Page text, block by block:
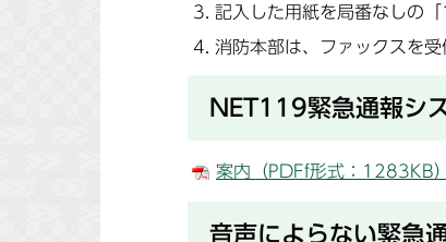
記入した用紙を局番なしの
消防本部は、ファックスを受
NET119緊急通報シ
案内（PDFf形式：1283KB）
音声によらない緊急